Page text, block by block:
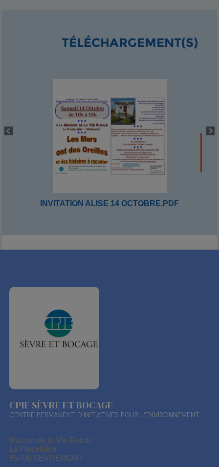
TÉLÉCHARGEMENT(S)
INVITATION ALISE 14 OCTOBRE.PDF
CPIE SÈVRE ET BOCAGE
CENTRE PERMANENT D'INITIATIVES POUR L'ENVIRONNEMENT
Maison de la Vie Rurale
La Flocellière
85700 SEVREMONT